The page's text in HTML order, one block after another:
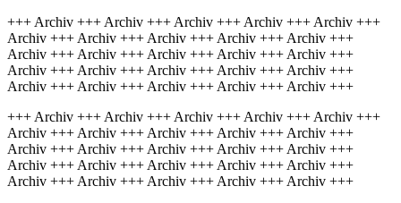
+++ Archiv +++ Archiv +++ Archiv +++ Archiv +++ Archiv +++
Archiv +++ Archiv +++ Archiv +++ Archiv +++ Archiv +++
Archiv +++ Archiv +++ Archiv +++ Archiv +++ Archiv +++
Archiv +++ Archiv +++ Archiv +++ Archiv +++ Archiv +++
Archiv +++ Archiv +++ Archiv +++ Archiv +++ Archiv +++
+++ Archiv +++ Archiv +++ Archiv +++ Archiv +++ Archiv +++
Archiv +++ Archiv +++ Archiv +++ Archiv +++ Archiv +++
Archiv +++ Archiv +++ Archiv +++ Archiv +++ Archiv +++
Archiv +++ Archiv +++ Archiv +++ Archiv +++ Archiv +++
Archiv +++ Archiv +++ Archiv +++ Archiv +++ Archiv +++